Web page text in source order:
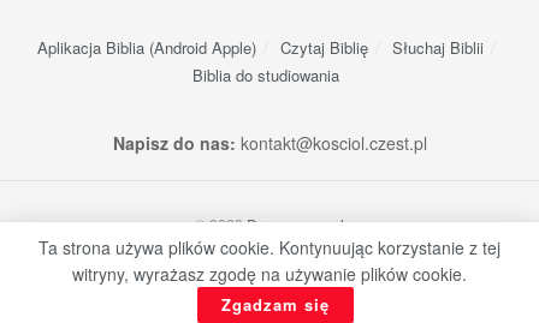
Aplikacja Biblia (Android Apple) Czytaj Biblię
Słuchaj Biblii
Biblia do studiowania
Napisz do nas: kontakt@kosciol.czest.pl
© 2023Dream-apps.pl
Ta strona używa plików cookie. Kontynuując korzystanie z tej
witryny, wyrażasz zgodę na używanie plików cookie.
Zgadzam się